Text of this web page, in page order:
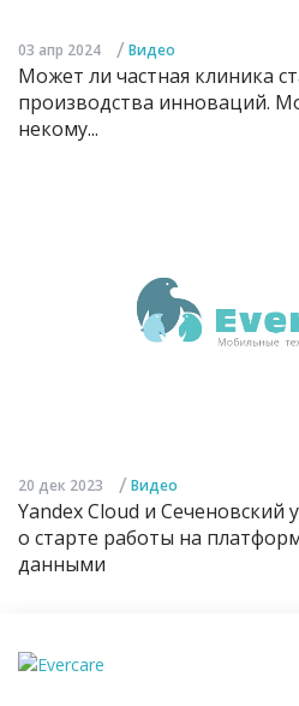
03 апр 2024 / Видео
Может ли частная клиника
производства инноваций.
некому...
20 дек 2023 / Видео
Yandex Cloud и Сеченовский
о старте работы на
данными